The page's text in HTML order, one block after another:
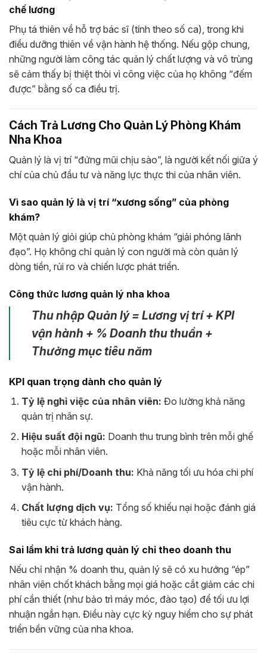
chế lương
Phụ tá thiên về hỗ trợ bác sĩ (tính theo số ca), trong khi
điều dưỡng thiên về vận hành hệ thống. Nếu gộp chung,
những người làm công tác quản lý chất lượng và vô trùng
sẽ cảm thấy bị thiệt thòi vì công việc của họ không “đếm
được” bằng số ca điều trị.
Cách Trả Lương Cho Quản Lý Phòng Khám
Nha Khoa
Quản lý là vị trí “đứng mũi chịu sào”, là người kết nối giữa ý
chí của chủ đầu tư và năng lực thực thi của nhân viên.
Vì sao quản lý là vị trí “xương sống” của phòng
khám?
Một quản lý giỏi giúp chủ phòng khám “giải phóng lãnh
đạo”. Họ không chỉ quản lý con người mà còn quản lý
dòng tiền, rủi ro và chiến lược phát triển.
Công thức lương quản lý nha khoa
Thu nhập Quản lý = Lương vị trí + KPI
vận hành + % Doanh thu thuần +
Thưởng mục tiêu năm
KPI quan trọng dành cho quản lý
Tỷ lệ nghỉ việc của nhân viên: Đo lường khả năng
quản trị nhân sự.
Hiệu suất đội ngũ: Doanh thu trung bình trên mỗi ghế
hoặc mỗi nhân viên.
Tỷ lệ chi phí/Doanh thu: Khả năng tối ưu hóa chi phí
vận hành.
Chất lượng dịch vụ: Tổng số khiếu nại hoặc đánh giá
tiêu cực từ khách hàng.
Sai lầm khi trả lương quản lý chỉ theo doanh thu
Nếu chỉ nhận % doanh thu, quản lý sẽ có xu hướng “ép”
nhân viên chốt khách bằng mọi giá hoặc cắt giảm các chi
phí cần thiết (như bảo trì máy móc, đào tạo) để tối ưu lợi
nhuận ngắn hạn. Điều này cực kỳ nguy hiểm cho sự phát
triển bền vững của nha khoa.